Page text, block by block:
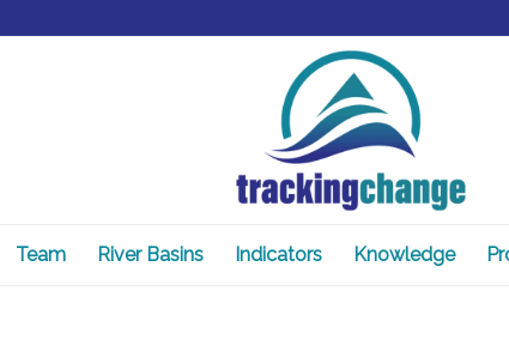
Team River Basins Indicators Knowledge